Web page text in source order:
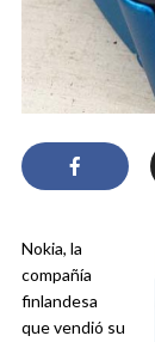
Nokia, la
compañía
finlandesa
que vendió su